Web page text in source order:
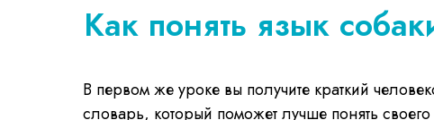
Как понять язык
В первом же уроке вы получите краткий
словарь, который поможет лучше понять